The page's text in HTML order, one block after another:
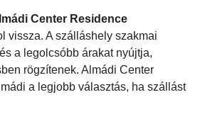
Center Residence
vissza. A szálláshely szakmai
a legolcsóbb árakat nyújtja,
rögzítenek. Almádi Center
a legjobb választás, ha szállást